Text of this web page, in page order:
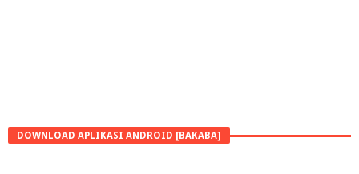
DOWNLOAD APLIKASI ANDROID [BAKABA]